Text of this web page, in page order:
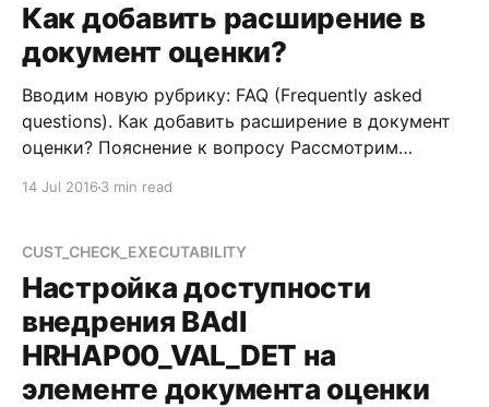
Как добавить расширение в
документ оценки?
Вводим новую рубрику: FAQ (Frequently asked
questions). Как добавить расширение в документ
оценки? Пояснение к вопросу Рассмотрим
отсутствует возможность выбора расширения
Поведение системы на отсутствие расширений —
это формирование сообщения вида . Для
14 Jul 2016 3 min read
CUST_CHECK_EXECUTABILITY
Настройка доступности
внедрения BAdI
HRHAP00_VAL_DET на
элементе документа оценки